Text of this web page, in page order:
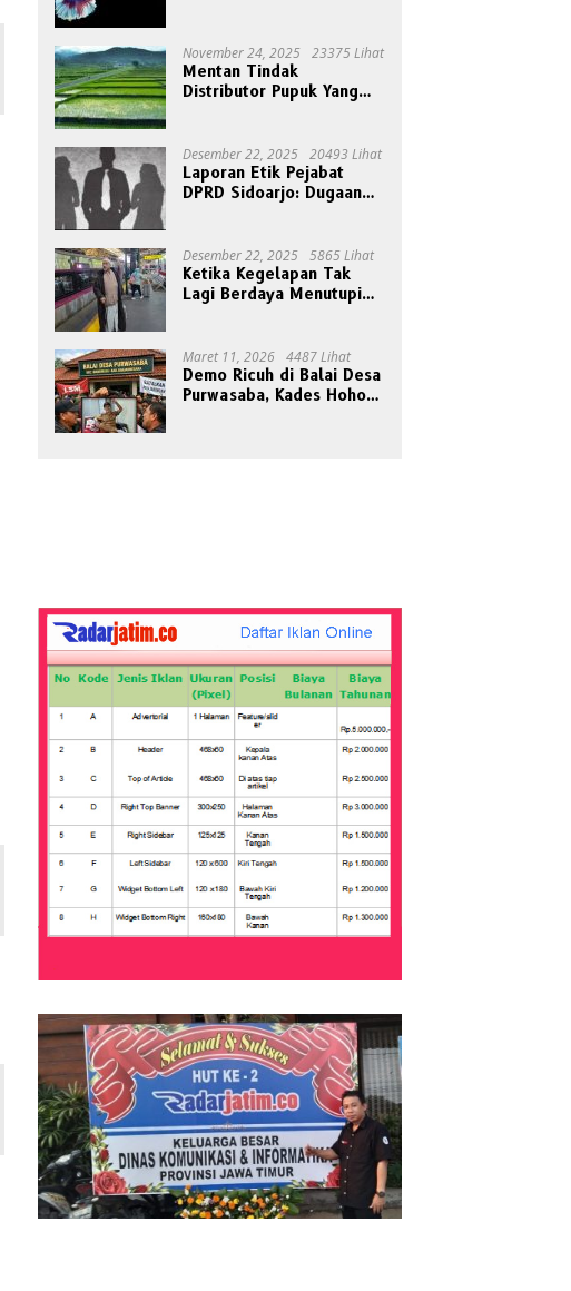
November 24, 2025 23375 Lihat
Mentan Tindak
Distributor Pupuk Yang
Desember 22, 2025 20493 Lihat
Laporan Etik Pejabat
DPRD Sidoarjo: Dugaan
Desember 22, 2025 5865 Lihat
Ketika Kegelapan Tak
Lagi Berdaya Menutupi
Maret 11, 2026 4487 Lihat
Demo Ricuh di Balai Desa
Purwasaba, Kades Hoho